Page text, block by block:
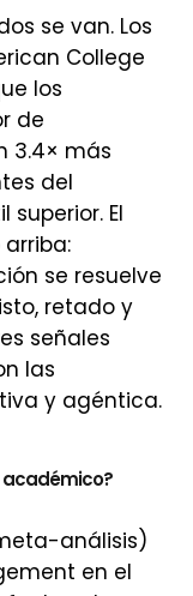
se van. Los
College
los
de
3.4× más
del
El
se resuelve
retado y
señales
las
y agéntica.
académico?
análisis)
en el